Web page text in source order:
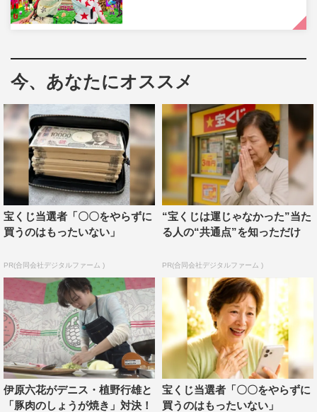
『草彅やすともの うさぎとかめ』草彅剛©読売テレビ
福」を作ることに。大福に欠かせないものといえばあんこ
だが、作るとなると手間がかかる。そこで事前に納言・薄
ないあんこの作り方を徹底調査。ネット上のマユツバ情報
を駆使して、絶品あんこの時短レシピを探り出す。
幸が突き止めた方法で作ったあんこが用意され、続いて草
彅・やすともが大福に入れるフルーツを選んでいくこと
に。スタジオには、青果店を営む芸人・土肥ポン太がおす
すめする大福に合うフルーツがずらり。シャインマスカッ
ろん簡単に選べるわけもなく、3人はゲームに挑戦し、勝
った人から好きなフルーツを取っていく。どんぐりで作っ
たコマや羽子板での対決に子どものようにはしゃぐ3人、
果たして誰が勝つのか。
それぞれ3種類のフルーツを手に入れたものの、これをど
うやって餅に包むのか。そこで、東京にある「いちご大福
の超人気店」に1日弟子入りしたデニス・植野行雄が登
今、あなたにオススメ
宝くじ当選者「〇〇をやらずに
買うのはもったいない」
PR(合同会社デジタルファーム )
“宝くじは運じゃなかった”当た
る人の“共通点”を知っただけ
PR(合同会社デジタルファーム )
伊原六花がデニス・植野行雄と
「豚肉のしょうが焼き」対決！
宝くじ当選者「〇〇をやらずに
買うのはもったいない」